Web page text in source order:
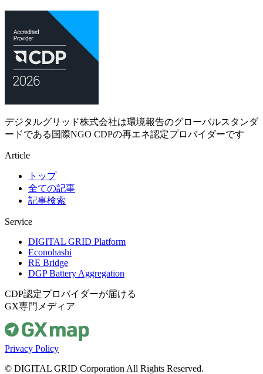
デジタルグリッド株式会社は環境報告のグローバルスタンダ
ードである国際NGO CDPの再エネ認定プロバイダーです
Article
トップ
全ての記事
記事検索
Service
DIGITAL GRID Platform
Econohashi
RE Bridge
DGP Battery Aggregation
CDP認定プロバイダーが届ける
GX専門メディア
Privacy Policy
© DIGITAL GRID Corporation All Rights Reserved.